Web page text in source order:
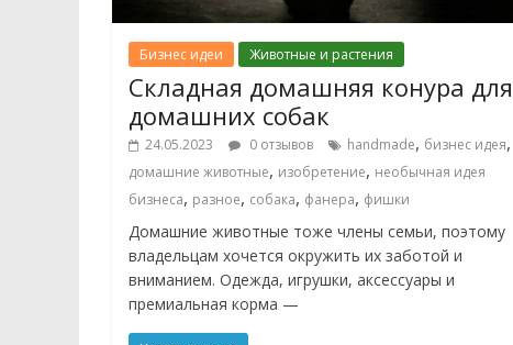
Бизнес идеи Животные и растения
Складная домашняя конура для
домашних собак
24.05.2023 0 отзывов handmade, бизнес идея,
домашние животные, изобретение, необычная идея
бизнеса, разное, собака, фанера, фишки
Домашние животные тоже члены семьи, поэтому
владельцам хочется окружить их заботой и
вниманием. Одежда, игрушки, аксессуары и
премиальная корма —